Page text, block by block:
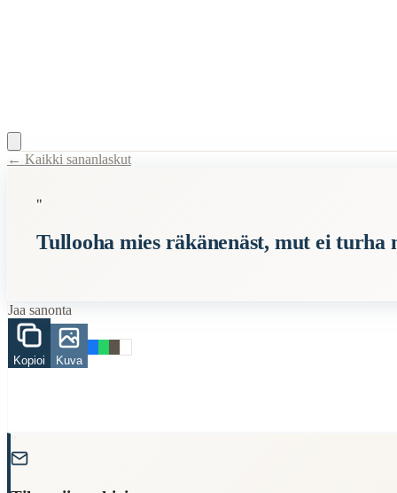
Semantic Themes
Related Topics
mies
turha
← Kaikki sananlaskut
"
Tullooha mies räkänenäst, mut ei turha
Jaa sanonta
Kopioi Kuva